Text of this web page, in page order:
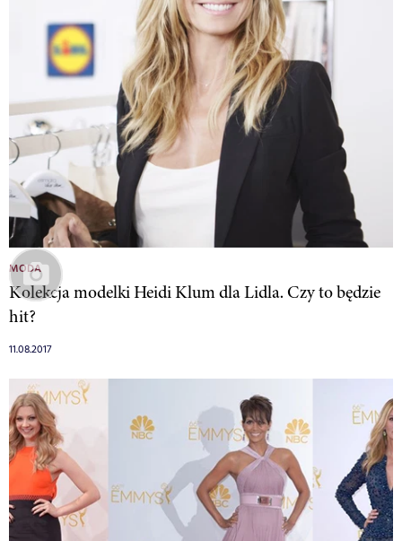
MODA
Kolekcja modelki Heidi Klum dla Lidla. Czy to będzie
hit?
11.08.2017